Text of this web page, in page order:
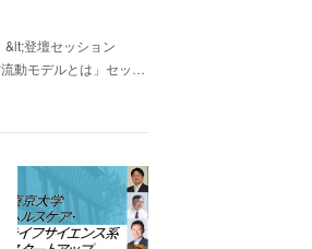
登壇セッション
動モデルとは」セッ…